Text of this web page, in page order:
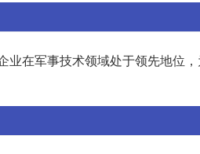
业在军事技术领域处于领先地位